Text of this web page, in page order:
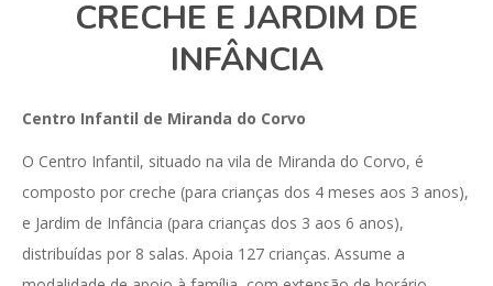
CRECHE E JARDIM DE
INFÂNCIA
Centro Infantil de Miranda do Corvo
O Centro Infantil, situado na vila de Miranda do Corvo, é
composto por creche (para crianças dos 4 meses aos 3 anos),
e Jardim de Infância (para crianças dos 3 aos 6 anos),
distribuídas por 8 salas. Apoia 127 crianças. Assume a